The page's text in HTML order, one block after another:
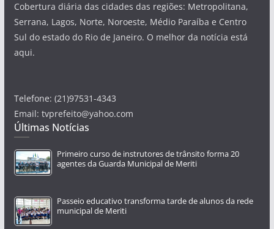
Cobertura diária das cidades das regiões: Metropolitana,
Serrana, Lagos, Norte, Noroeste, Médio Paraíba e Centro
Sul do estado do Rio de Janeiro. O melhor da notícia está
aqui.
Telefone: (21)97531-4343
Email: tvprefeito@yahoo.com
Últimas Notícias
Primeiro curso de instrutores de trânsito forma 20
agentes da Guarda Municipal de Meriti
Passeio educativo transforma tarde de alunos da rede
municipal de Meriti